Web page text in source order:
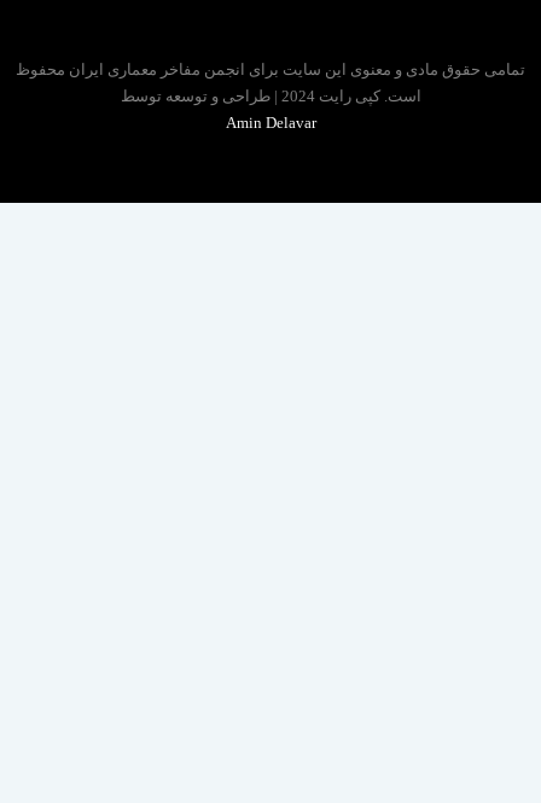
حقوق مادی و معنوی این سایت برای انجمن مفاخر معماری ایران محفوظ
است. کپی رایت 2024 | طراحی و توسعه توسط
Amin Delavar